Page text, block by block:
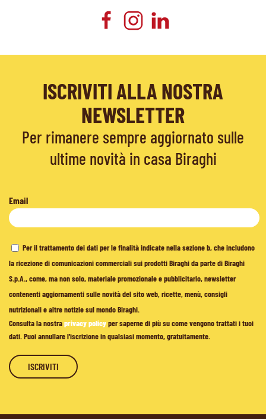
ISCRIVITI ALLA NOSTRA
NEWSLETTER
Per rimanere sempre aggiornato sulle
ultime novità in casa Biraghi
Email
Per il trattamento dei dati per le finalità indicate nella sezione b, che includono
la ricezione di comunicazioni commerciali sui prodotti Biraghi da parte di Biraghi
S.p.A., come, ma non solo, materiale promozionale e pubblicitario, newsletter
contenenti aggiornamenti sulle novità del sito web, ricette, menù, consigli
nutrizionali e altre notizie sul mondo Biraghi.
Consulta la nostraprivacy policyper saperne di più su come vengono trattati i tuoi
dati. Puoi annullare l'iscrizione in qualsiasi momento, gratuitamente.